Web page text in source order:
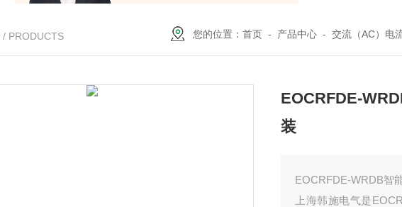
/ PRODUCTS 您的位置：首页 - 产品中心 -交流（AC）电
EOCRFDE-
装
EOCRFDE-WRDB智
上海韩施电气是